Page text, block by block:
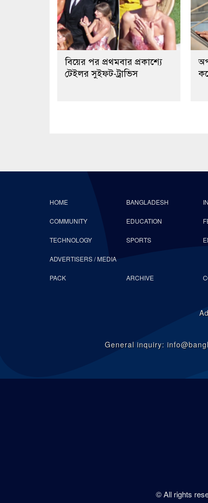
বিয়ের পর প্রথমবার প্রকাশ্যে
টেইলর সুইফট-ট্রাভিস
HOME BANGLADESH
COMMUNITY EDUCATION
TECHNOLOGY SPORTS
ADVERTISERS / MEDIA
PACK ARCHIVE
General inquiry:
© All rights